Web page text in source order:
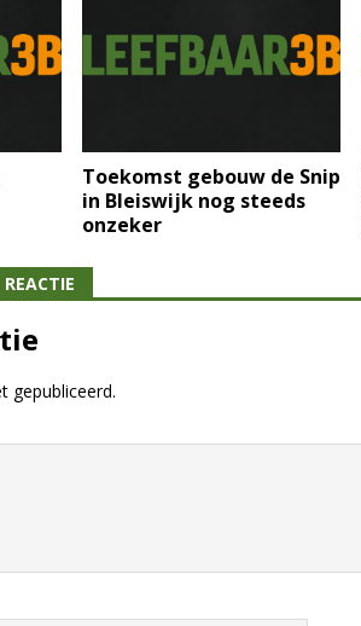
Toekomst gebouw de Snip
in Bleiswijk nog steeds
onzeker
REACTIE
gepubliceerd.